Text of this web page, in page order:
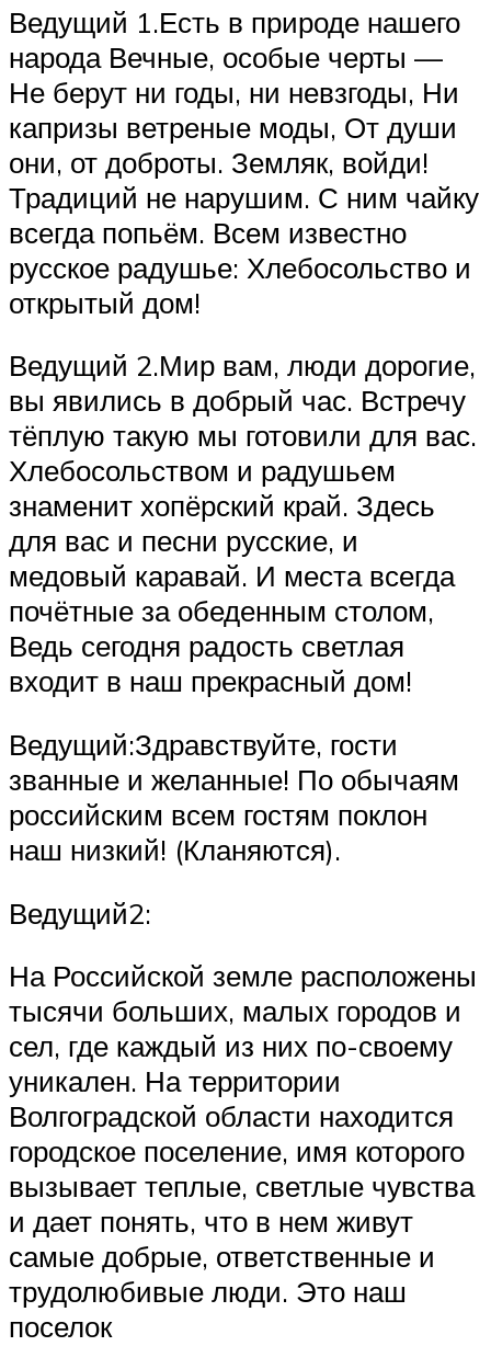
Ведущий 1.Есть в природе нашего
народа Вечные, особые черты —
Не берут ни годы, ни невзгоды, Ни
капризы ветреные моды, От души
они, от доброты. Земляк, войди!
Традиций не нарушим. С ним чайку
всегда попьём. Всем известно
русское радушье: Хлебосольство и
открытый дом!
Ведущий 2.Мир вам, люди дорогие,
вы явились в добрый час. Встречу
тёплую такую мы готовили для вас.
Хлебосольством и радушьем
знаменит хопёрский край. Здесь
для вас и песни русские, и
медовый каравай. И места всегда
почётные за обеденным столом,
Ведь сегодня радость светлая
входит в наш прекрасный дом!
Ведущий:Здравствуйте, гости
званные и желанные! По обычаям
российским всем гостям поклон
наш низкий! (Кланяются).
Ведущий2:
На Российской земле расположены
тысячи больших, малых городов и
сел, где каждый из них по-своему
уникален. На территории
Волгоградской области находится
городское поселение, имя которого
вызывает теплые, светлые чувства
и дает понять, что в нем живут
самые добрые, ответственные и
трудолюбивые люди. Это наш
поселок